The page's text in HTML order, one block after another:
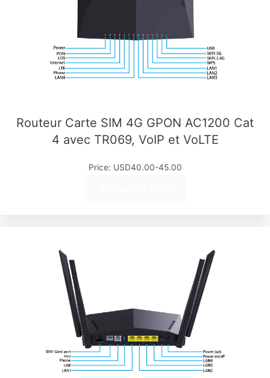
Routeur Carte SIM 4G GPON AC1200 Cat
4 avec TR069, VoIP et VoLTE
Price: USD40.00-45.00